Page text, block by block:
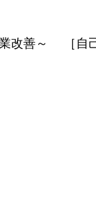
善～ ［自己